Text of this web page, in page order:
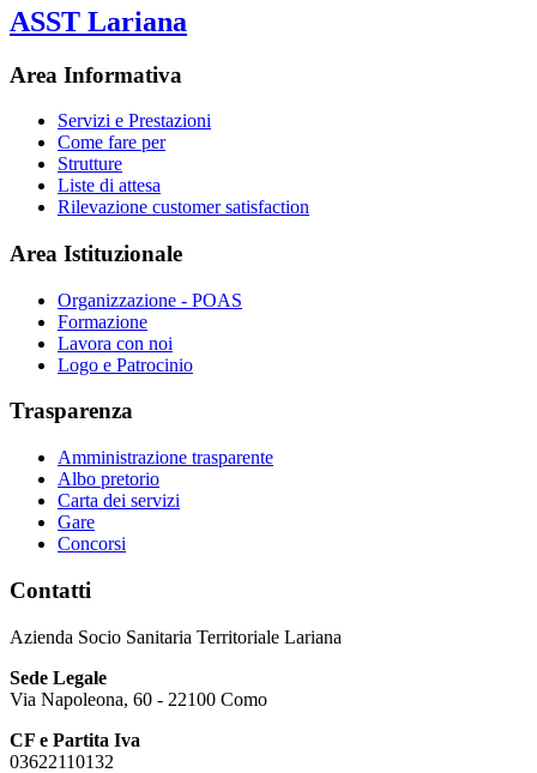
ASST Lariana
Area Informativa
Servizi e Prestazioni
Come fare per
Strutture
Liste di attesa
Rilevazione customer satisfaction
Area Istituzionale
Organizzazione - POAS
Formazione
Lavora con noi
Logo e Patrocinio
Trasparenza
Amministrazione trasparente
Albo pretorio
Carta dei servizi
Gare
Concorsi
Contatti
Azienda Socio Sanitaria Territoriale Lariana
Sede Legale
Via Napoleona, 60 - 22100 Como
CF e Partita Iva
03622110132